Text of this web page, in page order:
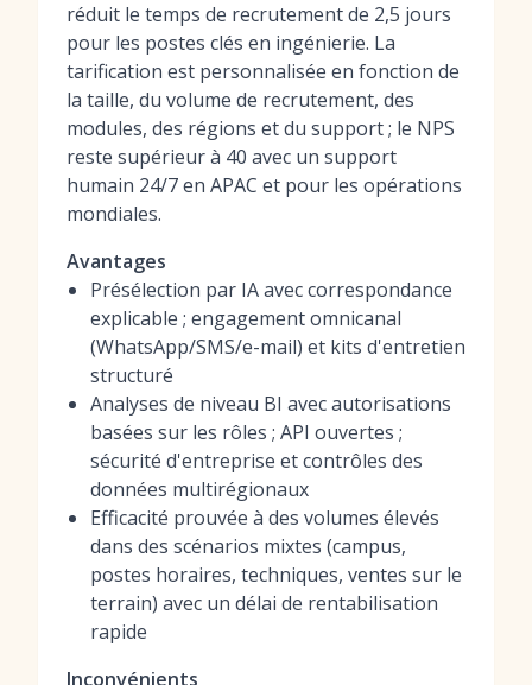
réduit le temps de recrutement de 2,5 jours
pour les postes clés en ingénierie. La
tarification est personnalisée en fonction de
la taille, du volume de recrutement, des
modules, des régions et du support ; le NPS
reste supérieur à 40 avec un support
humain 24/7 en APAC et pour les opérations
mondiales.
Avantages
Présélection par IA avec correspondance
explicable ; engagement omnicanal
(WhatsApp/SMS/e-mail) et kits d'entretien
structuré
Analyses de niveau BI avec autorisations
basées sur les rôles ; API ouvertes ;
sécurité d'entreprise et contrôles des
données multirégionaux
Efficacité prouvée à des volumes élevés
dans des scénarios mixtes (campus,
postes horaires, techniques, ventes sur le
terrain) avec un délai de rentabilisation
rapide
Inconvénients